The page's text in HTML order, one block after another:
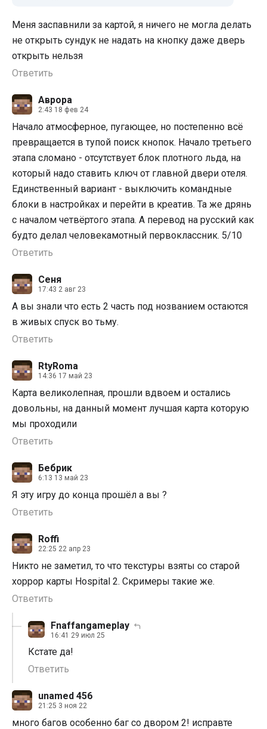
Меня заспавнили за картой, я ничего не могла делать
не открыть сундук не надать на кнопку даже дверь
открыть нельзя
Ответить
Аврора
2:43 18 фев 24
Начало атмосферное, пугающее, но постепенно всё
превращается в тупой поиск кнопок. Начало третьего
этапа сломано - отсутствует блок плотного льда, на
который надо ставить ключ от главной двери отеля.
Единственный вариант - выключить командные
блоки в настройках и перейти в креатив. Та же дрянь
с началом четвёртого этапа. А перевод на русский как
будто делал человекамотный первоклассник. 5/10
Ответить
Сеня
17:43 2 авг 23
А вы знали что есть 2 часть под нозванием остаются
в живых спуск во тьму.
Ответить
RtyRoma
14:36 17 май 23
Карта великолепная, прошли вдвоем и остались
довольны, на данный момент лучшая карта которую
мы проходили
Ответить
Бебрик
6:13 13 май 23
Я эту игру до конца прошёл а вы ?
Ответить
Roffi
22:25 22 апр 23
Никто не заметил, то что текстуры взяты со старой
хоррор карты Hospital 2. Скримеры такие же.
Ответить
Fnaffangameplay
16:41 29 июл 25
Кстате да!
Ответить
unamed 456
21:25 3 ноя 22
много багов особенно баг со двором 2! исправте